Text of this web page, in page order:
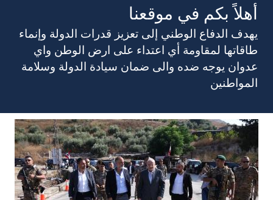
أهلاً بكم في موقعنا
يهدف الدفاع الوطني إلى تعزيز قدرات الدولة وإنماء
طاقاتها لمقاومة أي اعتداء على ارض الوطن واي
عدوان يوجه ضده والى ضمان سيادة الدولة وسلامة
المواطنين